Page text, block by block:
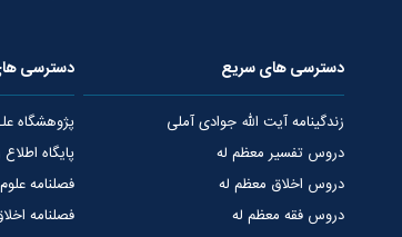
دسترسی های سریع
زندگینامه آیت الله جوادی آملی
دروس تفسیر معظم له
دروس اخلاق معظم له
دروس فقه معظم له
دسترسی
پژوهشگاه
پایگاه
فصلنامه
فصلنامه